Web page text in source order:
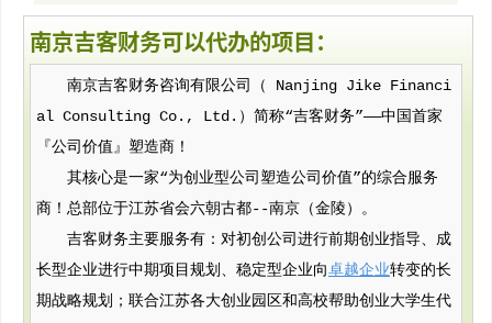
南京吉客财务可以代办的项目：
南京吉客财务咨询有限公司（ Nanjing Jike Financi
al Consulting Co., Ltd.）简称“吉客财务”——中国首家
『公司价值』塑造商！
其核心是一家“为创业型公司塑造公司价值”的综合服务
商！总部位于江苏省会六朝古都--南京（金陵）。
吉客财务主要服务有：对初创公司进行前期创业指导、成
长型企业进行中期项目规划、稳定型企业向卓越企业转变的长
期战略规划；联合江苏各大创业园区和高校帮助创业大学生代